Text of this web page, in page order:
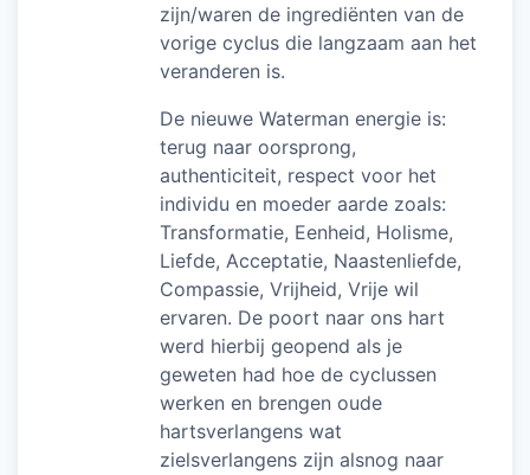
zijn/waren de ingrediënten van de
vorige cyclus die langzaam aan het
veranderen is.
De nieuwe Waterman energie is:
terug naar oorsprong,
authenticiteit, respect voor het
individu en moeder aarde zoals:
Transformatie, Eenheid, Holisme,
Liefde, Acceptatie, Naastenliefde,
Compassie, Vrijheid, Vrije wil
ervaren. De poort naar ons hart
werd hierbij geopend als je
geweten had hoe de cyclussen
werken en brengen oude
hartsverlangens wat
zielsverlangens zijn alsnog naar